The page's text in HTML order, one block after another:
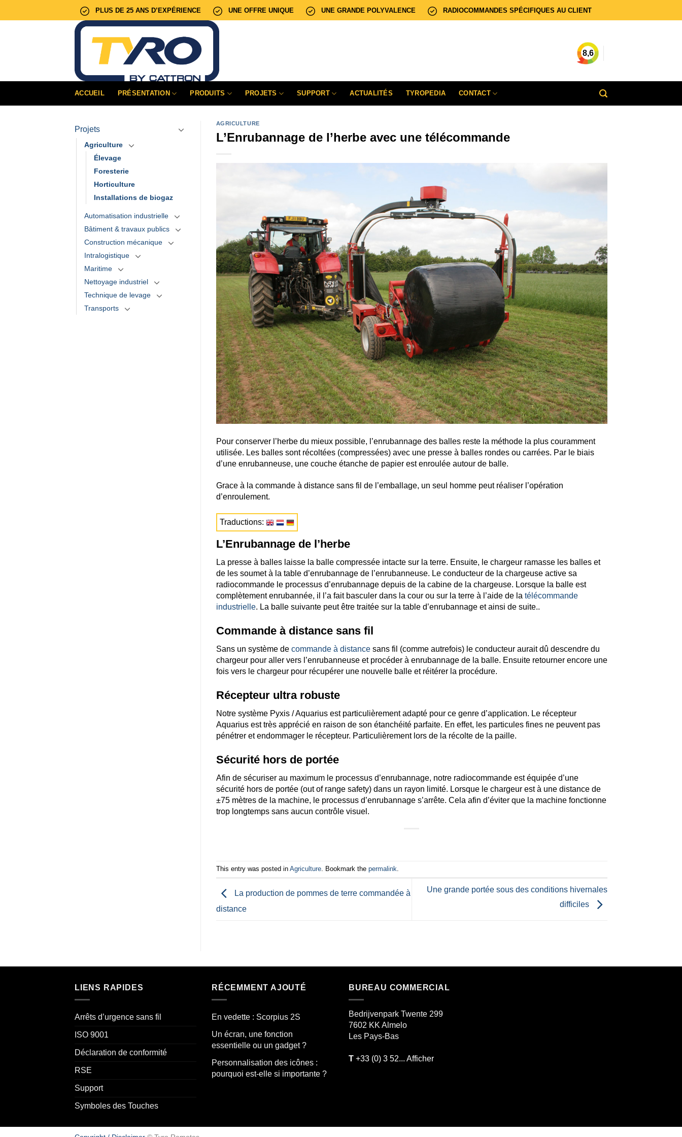
PLUS DE 25 ANS D’EXPÉRIENCE UNE OFFRE UNIQUE UNE GRANDE POLYVALENCE RADIOCOMMANDES SPÉCIFIQUES AU CLIENT
8,6
ACCUEIL PRÉSENTATION PRODUITS PROJETS SUPPORT ACTUALITÉS TYROPEDIA CONTACT
Projets
Agriculture
Élevage
Foresterie
Horticulture
Installations de biogaz
Automatisation industrielle
Bâtiment & travaux publics
Construction mécanique
Intralogistique
Maritime
Nettoyage industriel
Technique de levage
Transports
AGRICULTURE
L’Enrubannage de l’herbe avec une télécommande
Pour conserver l’herbe du mieux possible, l’enrubannage des balles reste la méthode la plus couramment
utilisée. Les balles sont récoltées (compressées) avec une presse à balles rondes ou carrées. Par le biais
d’une enrubanneuse, une couche étanche de papier est enroulée autour de balle.
Grace à la commande à distance sans fil de l’emballage, un seul homme peut réaliser l’opération
d’enroulement.
Traductions:
L’Enrubannage de l’herbe
La presse à balles laisse la balle compressée intacte sur la terre. Ensuite, le chargeur ramasse les balles et
de les soumet à la table d’enrubannage de l’enrubanneuse. Le conducteur de la chargeuse active sa
radiocommande le processus d’enrubannage depuis de la cabine de la chargeuse. Lorsque la balle est
complètement enrubannée, il l’a fait basculer dans la cour ou sur la terre à l’aide de la télécommande
industrielle. La balle suivante peut être traitée sur la table d’enrubannage et ainsi de suite..
Commande à distance sans fil
Sans un système de commande à distancesans fil (comme autrefois) le conducteur aurait dû descendre du
chargeur pour aller vers l’enrubanneuse et procéder à enrubannage de la balle. Ensuite retourner encore une
fois vers le chargeur pour récupérer une nouvelle balle et réitérer la procédure.
Récepteur ultra robuste
Notre système Pyxis / Aquarius est particulièrement adapté pour ce genre d’application. Le récepteur
Aquarius est très apprécié en raison de son étanchéité parfaite. En effet, les particules fines ne peuvent pas
pénétrer et endommager le récepteur. Particulièrement lors de la récolte de la paille.
Sécurité hors de portée
Afin de sécuriser au maximum le processus d’enrubannage, notre radiocommande est équipée d’une
sécurité hors de portée (out of range safety) dans un rayon limité. Lorsque le chargeur est à une distance de
±75 mètres de la machine, le processus d’enrubannage s’arrête. Cela afin d’éviter que la machine fonctionne
trop longtemps sans aucun contrôle visuel.
This entry was posted in Agriculture. Bookmark the permalink.
La production de pommes de terre commandée à
distance
Une grande portée sous des conditions hivernales
difficiles
LIENS RAPIDES
Arrêts d’urgence sans fil
ISO 9001
Déclaration de conformité
RSE
Support
Symboles des Touches
RÉCEMMENT AJOUTÉ
En vedette : Scorpius 2S
Un écran, une fonction
essentielle ou un gadget ?
Personnalisation des icônes :
pourquoi est-elle si importante ?
BUREAU COMMERCIAL
Bedrijvenpark Twente 299
7602 KK Almelo
Les Pays-Bas
T +33 (0) 3 52... Afficher